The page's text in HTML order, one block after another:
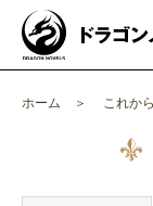
ホーム これか